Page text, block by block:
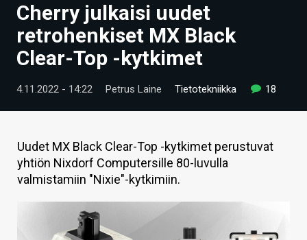
UUTISET
ARTIKKELIT
VIDEOT
TECHBBS
TIETOA
HINTA.FI
VAIHDA TEEMA
Cherry julkaisi uudet
retrohenkiset MX Black
Clear-Top -kytkimet
4.11.2022 - 14:22 Petrus Laine Tietotekniikka 18
Uudet MX Black Clear-Top -kytkimet perustuvat
yhtiön Nixdorf Computersille 80-luvulla
valmistamiin "Nixie"-kytkimiin.